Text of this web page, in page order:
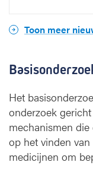
Toon meer
Het
onderzoek
mechanismen
op het vinden
medicijnen om